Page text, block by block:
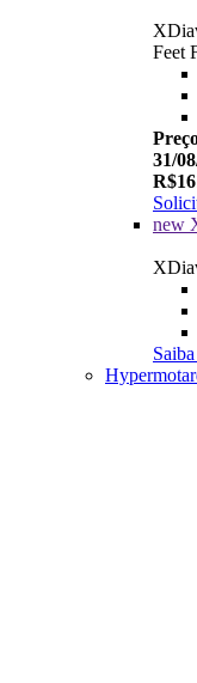
Feet
31/
new